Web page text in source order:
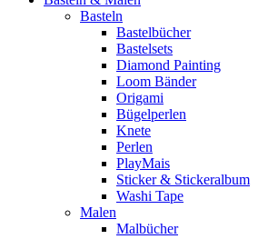
Basteln
Bastelbücher
Bastelsets
Diamond Painting
Loom Bänder
Origami
Bügelperlen
Knete
Perlen
PlayMais
Sticker & Stickeralbum
Washi Tape
Malen
Malbücher